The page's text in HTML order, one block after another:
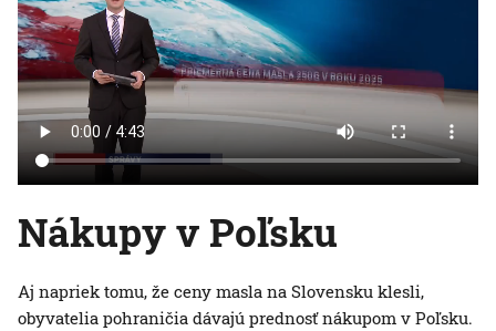
Nákupy v Poľsku
Aj napriek tomu, že ceny masla na Slovensku klesli,
obyvatelia pohraničia dávajú prednosť nákupom v Poľsku.